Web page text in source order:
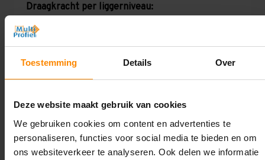
Toestemming Details Over
Deze website maakt gebruik van cookies
We gebruiken cookies om content en advertenties te
personaliseren, functies voor social media te bieden en om
ons websiteverkeer te analyseren. Ook delen we informatie
Draagkracht per liggerniveau:
2.350 kg (780 kg per pallet)
Maximale jukbelasting:
8215 kg
Oplossing op maat nodig?